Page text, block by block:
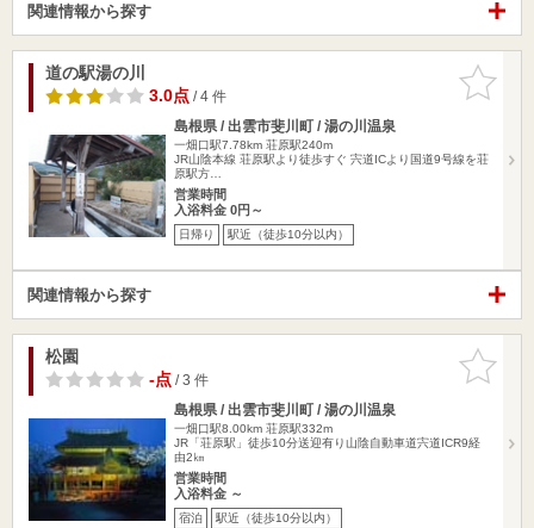
関連情報から探す
お気に入
りに追加
道の駅湯の川
3.0点/ 4 件
島根県 / 出雲市斐川町 / 湯の川温泉
一畑口駅7.78km 荘原駅240m
JR山陰本線 荘原駅より徒歩すぐ 宍道ICより国道9号線を荘
原駅方…
営業時間
入浴料金 0円～
日帰り 駅近（徒歩10分以内）
関連情報から探す
お気に入
りに追加
松園
-点/ 3 件
島根県 / 出雲市斐川町 / 湯の川温泉
一畑口駅8.00km 荘原駅332m
JR「荘原駅」徒歩10分送迎有り山陰自動車道宍道ICR9経
由2㎞
営業時間
入浴料金 ～
宿泊 駅近（徒歩10分以内）